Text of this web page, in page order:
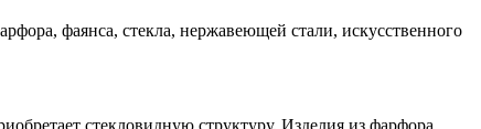
фаянса, стекла, нержавеющей стали, искусственного